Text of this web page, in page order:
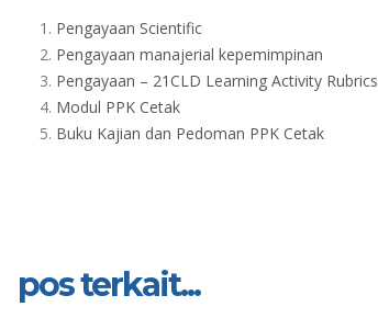
Pengayaan Scientific
Pengayaan manajerial kepemimpinan
Pengayaan – 21CLD Learning Activity Rubrics
Modul PPK Cetak
Buku Kajian dan Pedoman PPK Cetak
pos terkait...